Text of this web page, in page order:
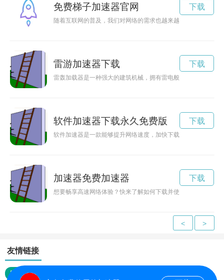
免费梯子加速器官网
随着互联网的普及，我们对网络的需求也越来越高。但是有时
下载
雷游加速器下载
雷轰加载器是一种强大的建筑机械，拥有雷电般的速度和震撼
下载
软件加速器下载永久免费版
软件加速器是一款能够提升网络速度，加快下载和上传速度的
下载
加速器免费加速器
想要畅享高速网络体验？快来了解如何下载并使用哈啊加速器来
下载
< >
友情链接
网站地图